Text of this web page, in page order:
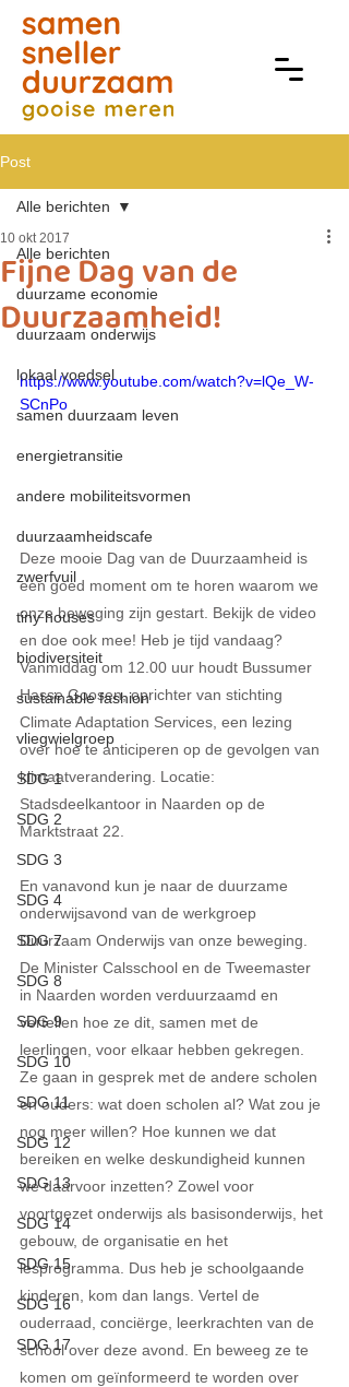
Post
Alle berichten
duurzame economie
duurzaam onderwijs
lokaal voedsel
samen duurzaam leven
energietransitie
andere mobiliteitsvormen
duurzaamheidscafe
zwerfvuil
tiny houses
biodiversiteit
sustainable fashion
vliegwielgroep
SDG 1
SDG 2
SDG 3
SDG 4
SDG 7
SDG 8
SDG 9
SDG 10
SDG 11
SDG 12
SDG 13
SDG 14
SDG 15
SDG 16
SDG 17
Alle berichten
Fijne Dag van de
Duurzaamheid!
10 okt 2017
https://www.youtube.com/watch?v=lQe_W-
SCnPo
Deze mooie Dag van de Duurzaamheid is
een goed moment om te horen waarom we
onze beweging zijn gestart. Bekijk de video
en doe ook mee! Heb je tijd vandaag?
Vanmiddag om 12.00 uur houdt Bussumer
Hasse Goosen, oprichter van stichting
Climate Adaptation Services, een lezing
over hoe te anticiperen op de gevolgen van
klimaatverandering. Locatie:
Stadsdeelkantoor in Naarden op de
Marktstraat 22.
En vanavond kun je naar de duurzame
onderwijsavond van de werkgroep
Duurzaam Onderwijs van onze beweging.
De Minister Calsschool en de Tweemaster
in Naarden worden verduurzaamd en
vertellen hoe ze dit, samen met de
leerlingen, voor elkaar hebben gekregen.
Ze gaan in gesprek met de andere scholen
en ouders: wat doen scholen al? Wat zou je
nog meer willen? Hoe kunnen we dat
bereiken en welke deskundigheid kunnen
we daarvoor inzetten? Zowel voor
voortgezet onderwijs als basisonderwijs, het
gebouw, de organisatie en het
lesprogramma. Dus heb je schoolgaande
kinderen, kom dan langs. Vertel de
ouderraad, conciërge, leerkrachten van de
school over deze avond. En beweeg ze te
komen om geïnformeerd te worden over